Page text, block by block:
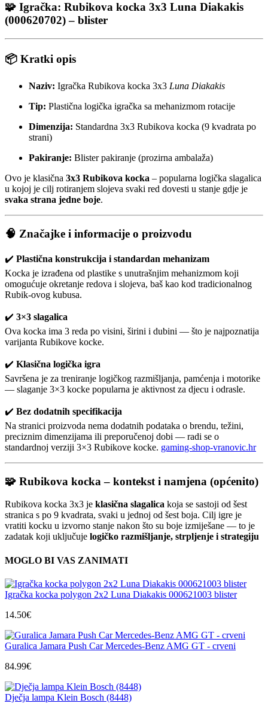
🧩 Igračka: Rubikova kocka 3x3 Luna Diakakis
(000620702) – blister
📦 Kratki opis
Naziv: Igračka Rubikova kocka 3x3 Luna Diakakis
Tip: Plastična logička igračka sa mehanizmom rotacije
Dimenzija: Standardna 3x3 Rubikova kocka (9 kvadrata po
strani)
Pakiranje: Blister pakiranje (prozirna ambalaža)
Ovo je klasična 3x3 Rubikova kocka – popularna logička slagalica
u kojoj je cilj rotiranjem slojeva svaki red dovesti u stanje gdje je
svaka strana jedne boje.
🧠 Značajke i informacije o proizvodu
✔️ Plastična konstrukcija i standardan mehanizam
Kocka je izrađena od plastike s unutrašnjim mehanizmom koji
omogućuje okretanje redova i slojeva, baš kao kod tradicionalnog
Rubik‑ovog kubusa.
✔️ 3×3 slagalica
Ova kocka ima 3 reda po visini, širini i dubini — što je najpoznatija
varijanta Rubikove kocke.
✔️ Klasična logička igra
Savršena je za treniranje logičkog razmišljanja, pamćenja i motorike
— slaganje 3×3 kocke popularna je aktivnost za djecu i odrasle.
✔️ Bez dodatnih specifikacija
Na stranici proizvoda nema dodatnih podataka o brendu, težini,
preciznim dimenzijama ili preporučenoj dobi — radi se o
standardnoj verziji 3×3 Rubikove kocke. gaming-shop-vranovic.hr
🧩 Rubikova kocka – kontekst i namjena (općenito)
Rubikova kocka 3x3 je klasična slagalica koja se sastoji od šest
stranica s po 9 kvadrata, svaki u jednoj od šest boja. Cilj igre je
vratiti kocku u izvorno stanje nakon što su boje izmiješane — to je
zadatak koji uključuje logičko razmišljanje, strpljenje i strategiju
MOGLO BI VAS ZANIMATI
Igračka kocka polygon 2x2 Luna Diakakis 000621003 blister
14.50€
Guralica Jamara Push Car Mercedes-Benz AMG GT - crveni
84.99€
Dječja lampa Klein Bosch (8448)